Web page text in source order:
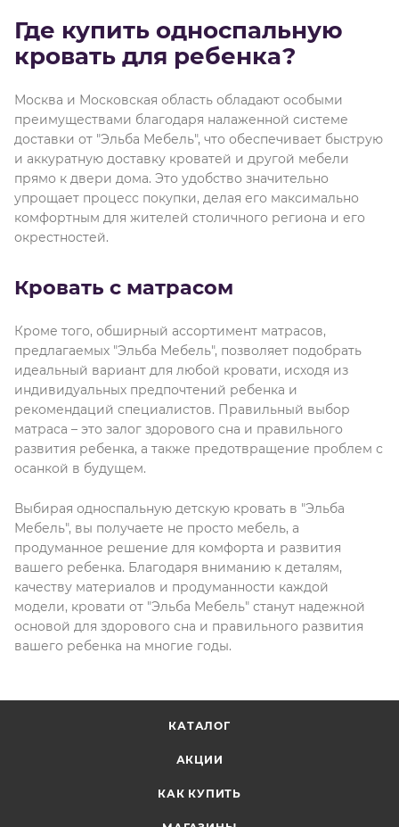
Где купить односпальную
кровать для ребенка?
Москва и Московская область обладают особыми
преимуществами благодаря налаженной системе
доставки от "Эльба Мебель", что обеспечивает быструю
и аккуратную доставку кроватей и другой мебели
прямо к двери дома. Это удобство значительно
упрощает процесс покупки, делая его максимально
комфортным для жителей столичного региона и его
окрестностей.
Кровать с матрасом
Кроме того, обширный ассортимент матрасов,
предлагаемых "Эльба Мебель", позволяет подобрать
идеальный вариант для любой кровати, исходя из
индивидуальных предпочтений ребенка и
рекомендаций специалистов. Правильный выбор
матраса – это залог здорового сна и правильного
развития ребенка, а также предотвращение проблем с
осанкой в будущем.
Выбирая односпальную детскую кровать в "Эльба
Мебель", вы получаете не просто мебель, а
продуманное решение для комфорта и развития
вашего ребенка. Благодаря вниманию к деталям,
качеству материалов и продуманности каждой
модели, кровати от "Эльба Мебель" станут надежной
основой для здорового сна и правильного развития
вашего ребенка на многие годы.
КАТАЛОГ
АКЦИИ
КАК КУПИТЬ